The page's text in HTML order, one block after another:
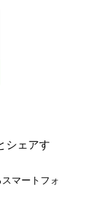
シェアす
マートフォ